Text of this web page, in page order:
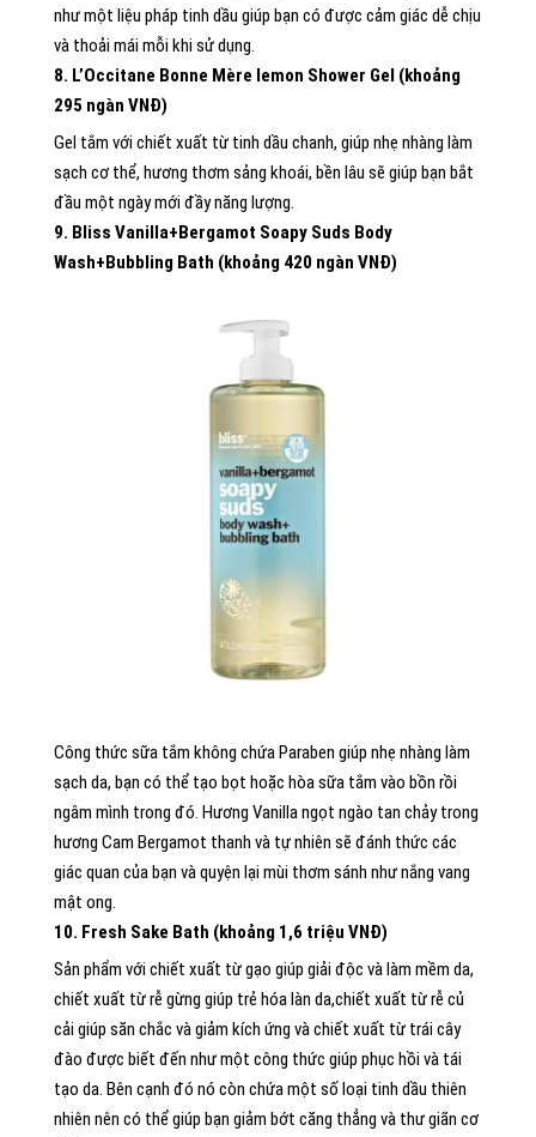
như một liệu pháp tinh dầu giúp bạn có được cảm giác dễ chịu
và thoải mái mỗi khi sử dụng.
8. L’Occitane Bonne Mère lemon Shower Gel (khoảng
295 ngàn VNĐ)
Gel tắm với chiết xuất từ tinh dầu chanh, giúp nhẹ nhàng làm
sạch cơ thể, hương thơm sảng khoái, bền lâu sẽ giúp bạn bắt
đầu một ngày mới đầy năng lượng.
9. Bliss Vanilla+Bergamot Soapy Suds Body
Wash+Bubbling Bath (khoảng 420 ngàn VNĐ)
Công thức sữa tắm không chứa Paraben giúp nhẹ nhàng làm
sạch da, bạn có thể tạo bọt hoặc hòa sữa tắm vào bồn rồi
ngâm mình trong đó. Hương Vanilla ngọt ngào tan chảy trong
hương Cam Bergamot thanh và tự nhiên sẽ đánh thức các
giác quan của bạn và quyện lại mùi thơm sánh như nắng vang
mật ong.
10. Fresh Sake Bath (khoảng 1,6 triệu VNĐ)
Sản phẩm với chiết xuất từ gạo giúp giải độc và làm mềm da,
chiết xuất từ ​​rễ gừng giúp trẻ hóa làn da,chiết xuất từ ​​rễ củ
cải giúp săn chắc và giảm kích ứng và chiết xuất từ ​​trái cây
đào được biết đến như một công thức giúp phục hồi và tái
tạo da. Bên cạnh đó nó còn chứa một số loại tinh dầu thiên
nhiên nên có thể giúp bạn giảm bớt căng thẳng và thư giãn cơ